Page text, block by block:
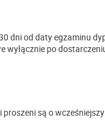
dni od daty egzaminu
wyłącznie po
są o